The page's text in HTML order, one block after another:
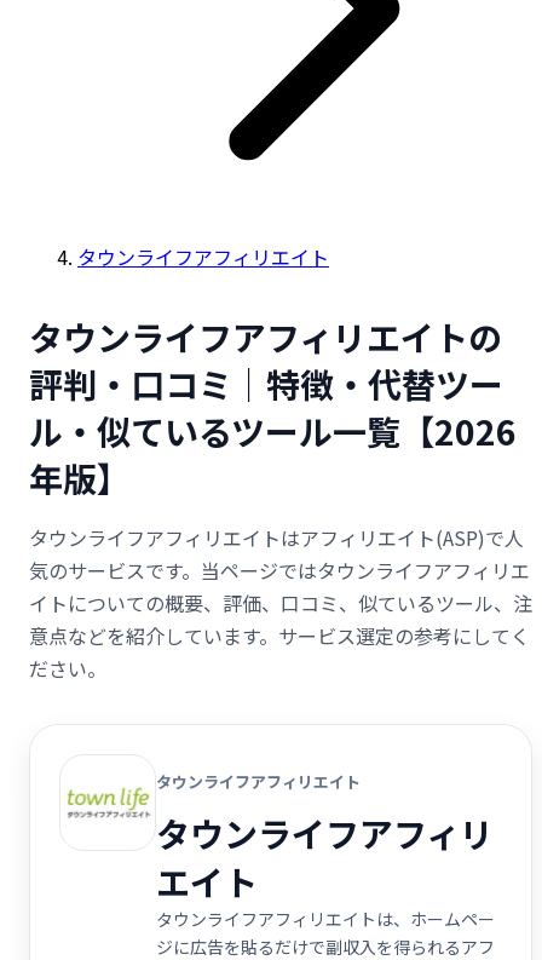
タウンライフアフィリエイト
タウンライフアフィリエイトの
評判・口コミ｜特徴・代替ツー
ル・似ているツール一覧【2026
年版】
タウンライフアフィリエイトはアフィリエイト(ASP)で人
気のサービスです。当ページではタウンライフアフィリエ
イトについての概要、評価、口コミ、似ているツール、注
意点などを紹介しています。サービス選定の参考にしてく
ださい。
タウンライフアフィリエイト
タウンライフアフィリ
エイト
タウンライフアフィリエイトは、ホームペー
ジに広告を貼るだけで副収入を得られるアフ